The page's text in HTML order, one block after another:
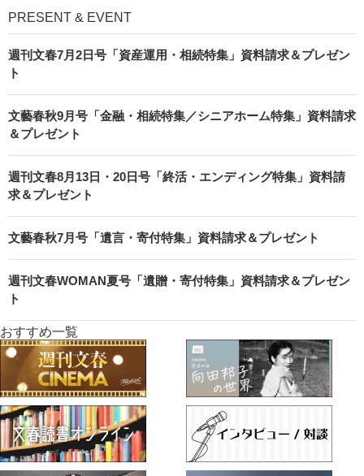
PRESENT & EVENT
週刊文春7月2日号「資産運用・相続特集」資料請求＆プレゼン
ト
文藝春秋9月号「金融・相続特集／シニアホーム特集」資料請求
＆プレゼント
週刊文春8月13日・20日号「終活・エンディング特集」資料請
求＆プレゼント
文藝春秋7月号「遺言・寄付特集」資料請求＆プレゼント
週刊文春WOMAN夏号「遺贈・寄付特集」資料請求＆プレゼン
ト
おすすめ一覧